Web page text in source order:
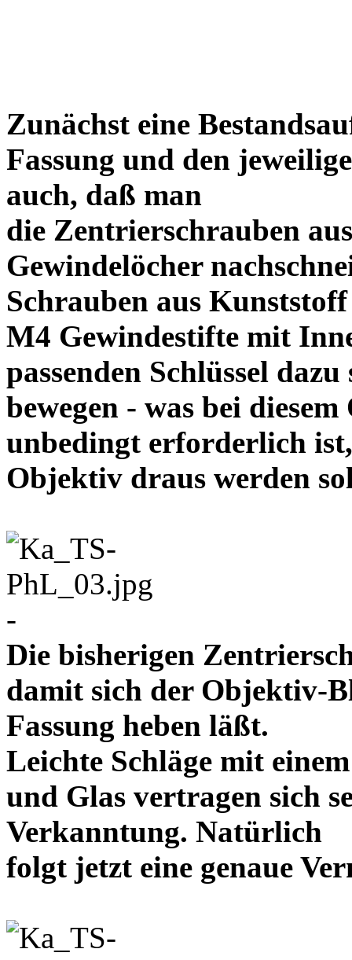
Zunächst eine
Fassung und den
auch, daß man
die Zentrierschrauben
Gewindelöcher
Schrauben aus
M4 Gewindestifte mit
passenden Schlüssel
bewegen - was bei
unbedingt erforderlich
Objektiv draus
-
Die bisherigen
damit sich der Objektiv-
Fassung heben läßt.
Leichte Schläge mit
und Glas vertragen sich
Verkanntung. Natürlich
folgt jetzt eine genaue